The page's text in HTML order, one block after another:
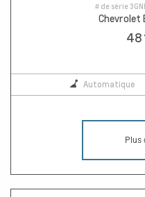
# de série
Chevrolet
48
Automatique
Plus